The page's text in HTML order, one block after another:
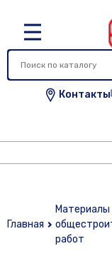
Контакты
Главная
Материалы
работ